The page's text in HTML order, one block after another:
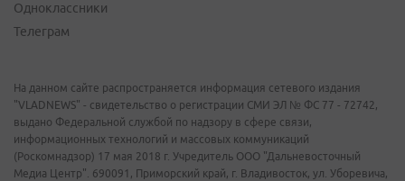
Одноклассники
Телеграм
На данном сайте распространяется информация сетевого издания
"VLADNEWS" - свидетельство о регистрации СМИ ЭЛ № ФС 77 - 72742,
выдано Федеральной службой по надзору в сфере связи,
информационных технологий и массовых коммуникаций
(Роскомнадзор) 17 мая 2018 г. Учредитель ООО "Дальневосточный
Медиа Центр". 690091, Приморский край, г. Владивосток, ул. Уборевича,